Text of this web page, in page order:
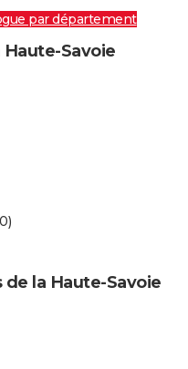
par département
Savoie
la Haute-Savoie